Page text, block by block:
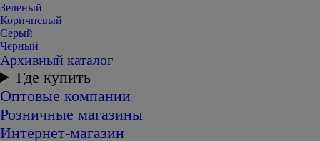
Зеленый
Коричневый
Серый
Черный
Архивный каталог
Где купить
Оптовые компании
Розничные магазины
Интернет-магазин